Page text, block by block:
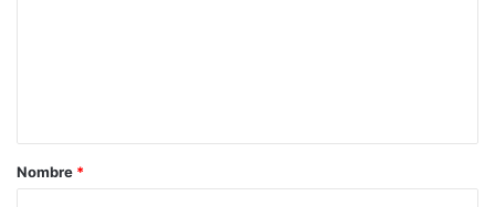
Nombre *